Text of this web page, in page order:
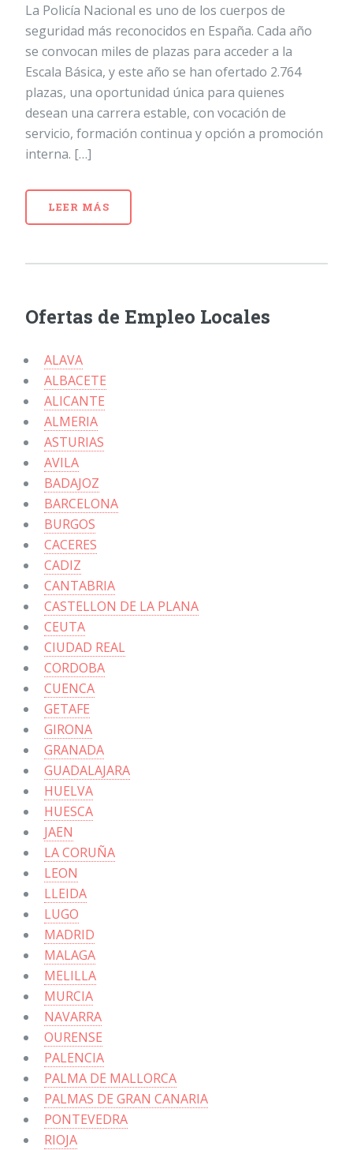
La Policía Nacional es uno de los cuerpos de
seguridad más reconocidos en España. Cada año
se convocan miles de plazas para acceder a la
Escala Básica, y este año se han ofertado 2.764
plazas, una oportunidad única para quienes
desean una carrera estable, con vocación de
servicio, formación continua y opción a promoción
interna. […]
LEER MÁS
Ofertas de Empleo Locales
ALAVA
ALBACETE
ALICANTE
ALMERIA
ASTURIAS
AVILA
BADAJOZ
BARCELONA
BURGOS
CACERES
CADIZ
CANTABRIA
CASTELLON DE LA PLANA
CEUTA
CIUDAD REAL
CORDOBA
CUENCA
GETAFE
GIRONA
GRANADA
GUADALAJARA
HUELVA
HUESCA
JAEN
LA CORUÑA
LEON
LLEIDA
LUGO
MADRID
MALAGA
MELILLA
MURCIA
NAVARRA
OURENSE
PALENCIA
PALMA DE MALLORCA
PALMAS DE GRAN CANARIA
PONTEVEDRA
RIOJA